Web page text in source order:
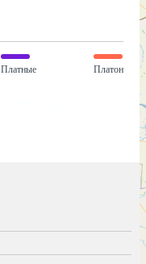
Платные Платон